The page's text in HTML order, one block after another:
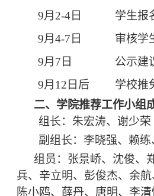
9月 2-4日
学生报
9月 4-7 日
审核学
9月 7 日
公示建
9月 12 日后
学校推
二、学院推荐工作小组
组长： 朱宏涛、谢少荣
副组长：李晓强、赖练
组员：张景峤、沈俊、
兵、辛立明、彭俊杰、余航
陈小鸥、薛丹、唐明、李清